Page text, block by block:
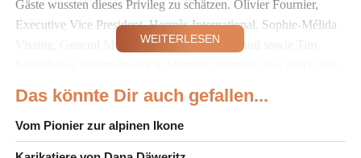
Gäste wussten dieses Privileg zu schätzen. Olivier Fournier,
Executive Vice President, Hermès International, Sophie-Mélida
Vissing, General Manager, Hermès Deutschland sowie Tim
Die Herstellung eines Objekts von Hermès erfordert
Zeit, edle Materialien, Werkzeuge, Talent, Emotionen,
WEITERLESEN
Das könnte Dir auch gefallen...
Vom Pionier zur alpinen Ikone